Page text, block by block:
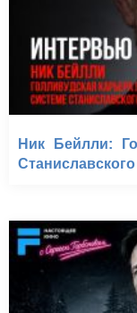
Ник Бейлли:
Станиславского